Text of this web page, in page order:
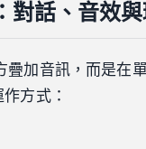
對話、音效
疊加音訊，而是在
方式：